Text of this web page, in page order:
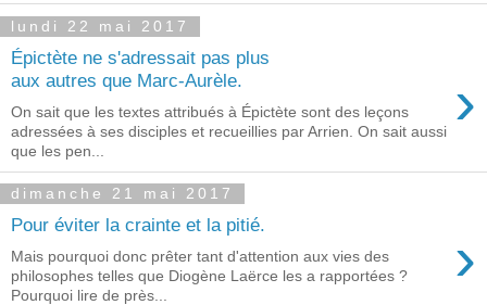
lundi 22 mai 2017
Épictète ne s'adressait pas plus
aux autres que Marc-Aurèle.
›
On sait que les textes attribués à Épictète sont des leçons
adressées à ses disciples et recueillies par Arrien. On sait aussi
que les pen...
dimanche 21 mai 2017
Pour éviter la crainte et la pitié. ›
Mais pourquoi donc prêter tant d'attention aux vies des
philosophes telles que Diogène Laërce les a rapportées ?
Pourquoi lire de près...